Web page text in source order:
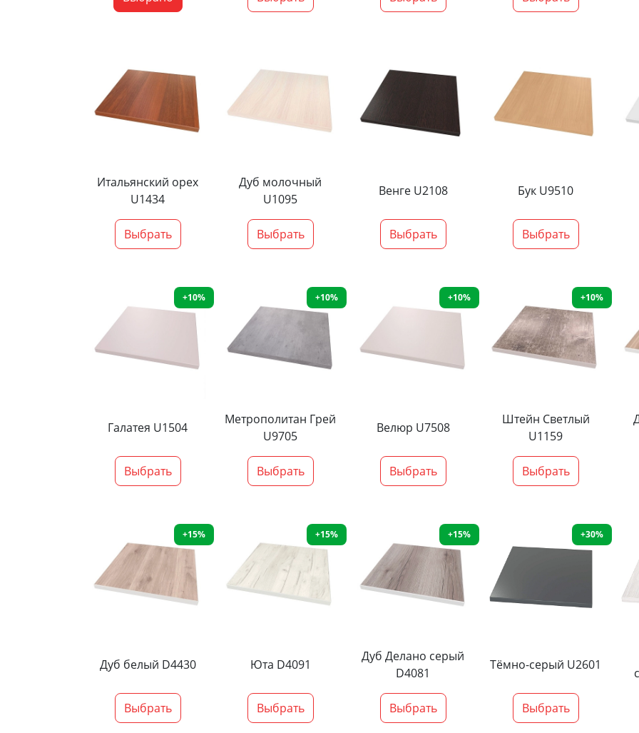
Итальянский орех
U1434
Выбрать
Дуб молочный
U1095
Выбрать
Венге U2108
Выбрать
Бук U9510
Выбрать
+10%
Галатея U1504
Выбрать
+10%
Метрополитан Грей
U9705
Выбрать
+10%
Велюр U7508
Выбрать
+10%
Штейн Светлый
U1159
Выбрать
+15%
Дуб белый D4430
Выбрать
+15%
Юта D4091
Выбрать
+15%
Дуб Делано серый
D4081
Выбрать
+30%
Тёмно-серый U2601
Выбрать